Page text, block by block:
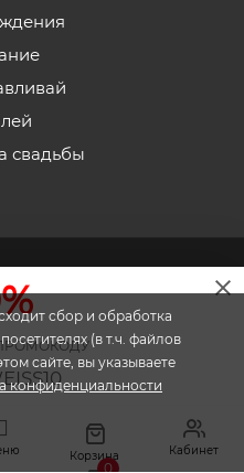
Корзина
0
Кабинет
сбор и обработка
(в т.ч. файлов
сайте, вы указываете
конфиденциальности
свадьбы
магазин доставки
цветочного